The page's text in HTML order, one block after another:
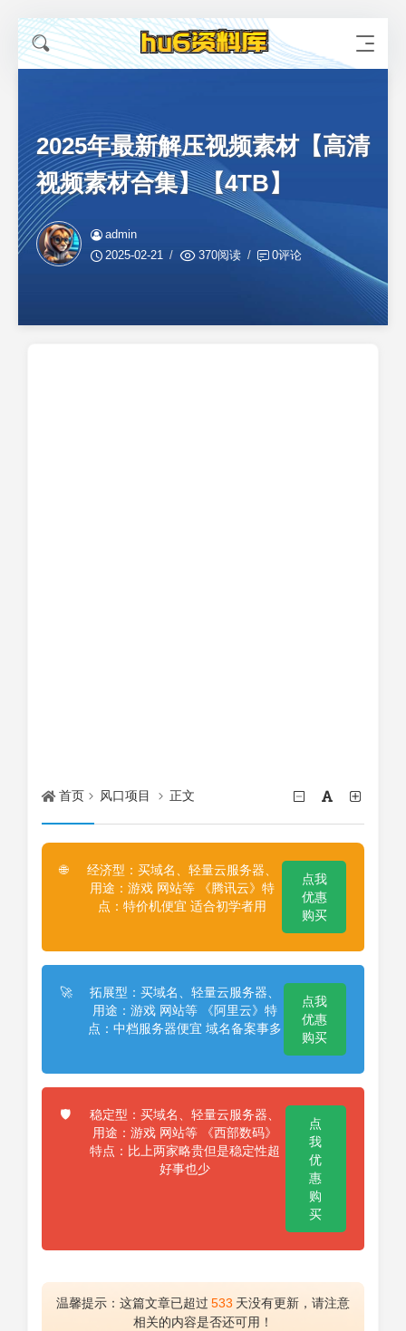
2025年最新解压视频素材【高清
视频素材合集】【4TB】
admin
2025-02-21
370阅读 0评论
首页 风口项目 正文
🌐
经济型：买域名、轻量云服务器、
用途：游戏 网站等 《腾讯云》特
点：特价机便宜 适合初学者用
点我
优惠
购买
🚀
拓展型：买域名、轻量云服务器、
用途：游戏 网站等 《阿里云》特
点：中档服务器便宜 域名备案事多
点我
优惠
购买
🛡️
稳定型：买域名、轻量云服务器、
用途：游戏 网站等 《西部数码》
特点：比上两家略贵但是稳定性超
好事也少
点
我
优
惠
购
买
温馨提示：这篇文章已超过 533 天没有更新，请注意
相关的内容是否还可用！